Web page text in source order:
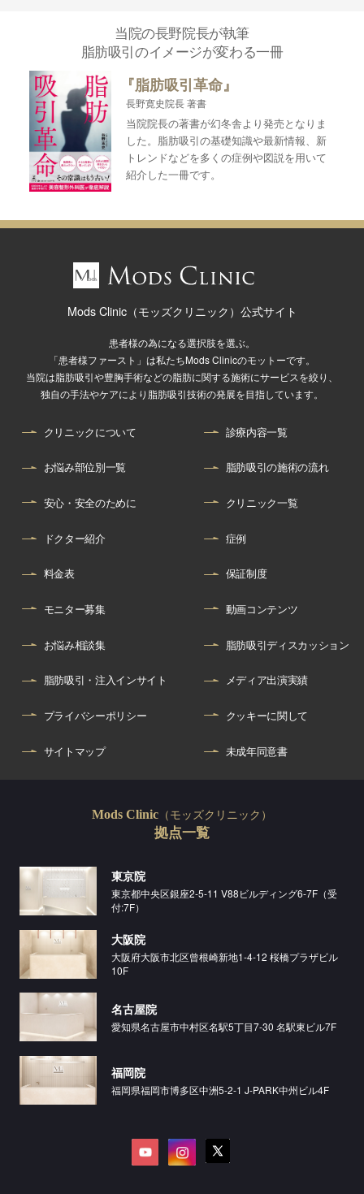
当院の長野院長が執筆
脂肪吸引のイメージが変わる一冊
『脂肪吸引革命』
長野寛史院長 著書
当院院長の著書が幻冬舎より発売となりま
した。脂肪吸引の基礎知識や最新情報、新
トレンドなどを多くの症例や図説を用いて
紹介した一冊です。
Mods Clinic（モッズクリニック）公式サイト
患者様の為になる選択肢を選ぶ。
「患者様ファースト」は私たちMods Clinicのモットーです。
当院は脂肪吸引や豊胸手術などの脂肪に関する施術にサービスを絞り、
独自の手法やケアにより脂肪吸引技術の発展を目指しています。
クリニックについて 診療内容一覧
お悩み部位別一覧 脂肪吸引の施術の流れ
安心・安全のために クリニック一覧
ドクター紹介 症例
料金表 保証制度
モニター募集 動画コンテンツ
お悩み相談集 脂肪吸引ディスカッション
脂肪吸引・注入インサイト メディア出演実績
プライバシーポリシー クッキーに関して
サイトマップ 未成年同意書
Mods Clinic （モッズクリニック）
拠点一覧
東京院
東京都中央区銀座2-5-11 V88ビルディング6-7F（受
付:7F）
大阪院
大阪府大阪市北区曾根崎新地1-4-12 桜橋プラザビル
10F
名古屋院
愛知県名古屋市中村区名駅5丁目7-30 名駅東ビル7F
福岡院
福岡県福岡市博多区中洲5-2-1 J-PARK中州ビル4F